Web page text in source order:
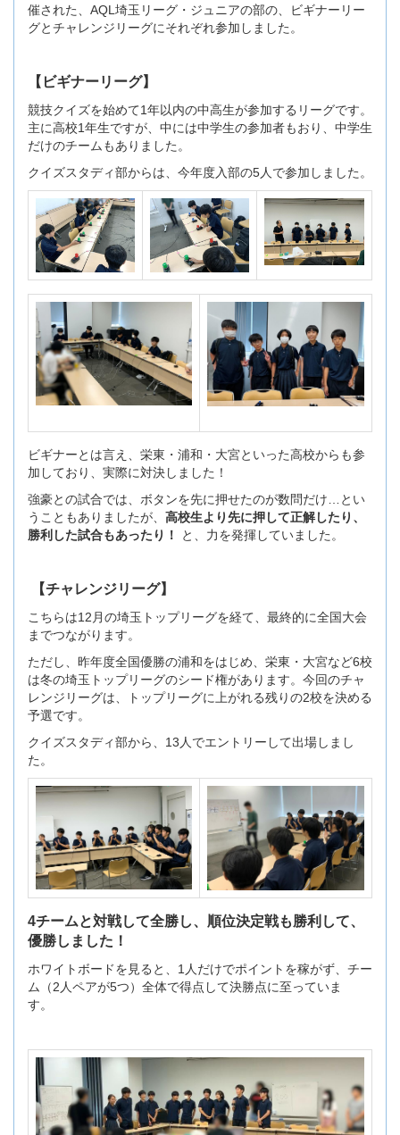
催された、AQL埼玉リーグ・ジュニアの部の、ビギナーリー
グとチャレンジリーグにそれぞれ参加しました。
【ビギナーリーグ】
競技クイズを始めて1年以内の中高生が参加するリーグです。
主に高校1年生ですが、中には中学生の参加者もおり、中学生
だけのチームもありました。
クイズスタディ部からは、今年度入部の5人で参加しました。
ビギナーとは言え、栄東・浦和・大宮といった高校からも参
加しており、実際に対決しました！
強豪との試合では、ボタンを先に押せたのが数問だけ…とい
うこともありましたが、 高校生より先に押して正解したり、
勝利した試合もあったり！
と、力を発揮していました。
【チャレンジリーグ】
こちらは12月の埼玉トップリーグを経て、最終的に全国大会
までつながります。
ただし、昨年度全国優勝の浦和をはじめ、栄東・大宮など6校
は冬の埼玉トップリーグのシード権があります。今回のチャ
レンジリーグは、トップリーグに上がれる残りの2校を決める
予選です。
クイズスタディ部から、13人でエントリーして出場しまし
た。
4チームと対戦して全勝し、順位決定戦も勝利して、
優勝しました！
ホワイトボードを見ると、1人だけでポイントを稼がず、チー
ム（2人ペアが5つ）全体で得点して決勝点に至っていま
す。